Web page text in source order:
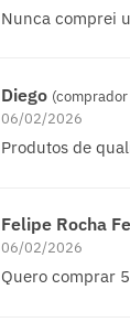
Nunca comprei
Diego
06/02/2026
Produtos de
Felipe Rocha
06/02/2026
Quero comprar